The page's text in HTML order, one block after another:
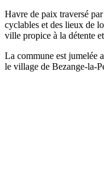
Havre de paix traversé
cyclables et des lieux de
ville propice à la détente
La commune est jumelée
le village de Bezange-la-